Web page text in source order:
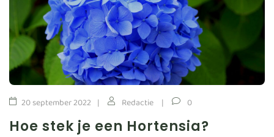
20 september 2022 Redactie 0
Hoe stek je een Hortensia?